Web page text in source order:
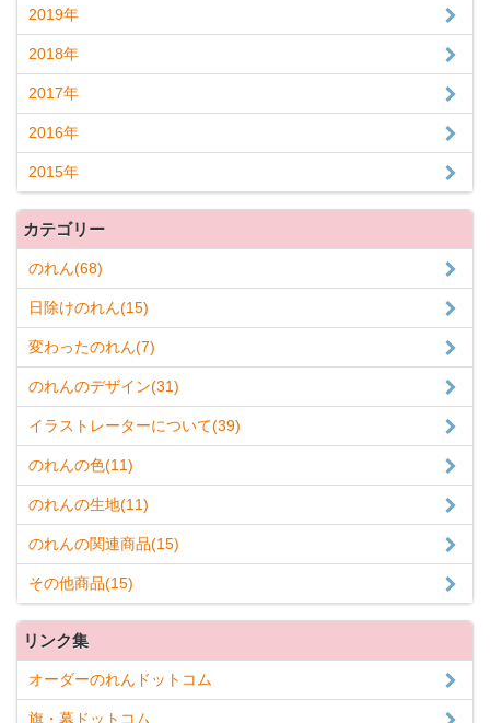
2019年
2018年
2017年
2016年
2015年
カテゴリー
のれん(68)
日除けのれん(15)
変わったのれん(7)
のれんのデザイン(31)
イラストレーターについて(39)
のれんの色(11)
のれんの生地(11)
のれんの関連商品(15)
その他商品(15)
リンク集
オーダーのれんドットコム
旗・幕ドットコム